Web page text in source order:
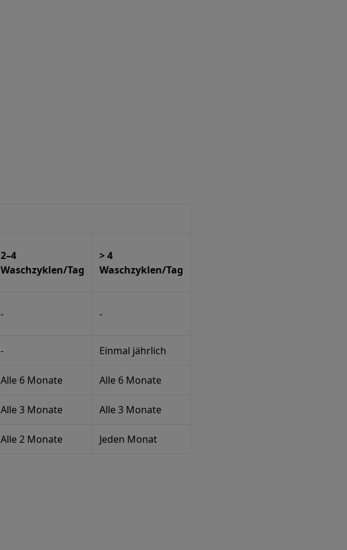
2–4
Waschzyklen/Tag
> 4
Waschzyklen/Tag
- -
- Einmal jährlich
Alle 6 Monate Alle 6 Monate
Alle 3 Monate Alle 3 Monate
Alle 2 Monate Jeden Monat